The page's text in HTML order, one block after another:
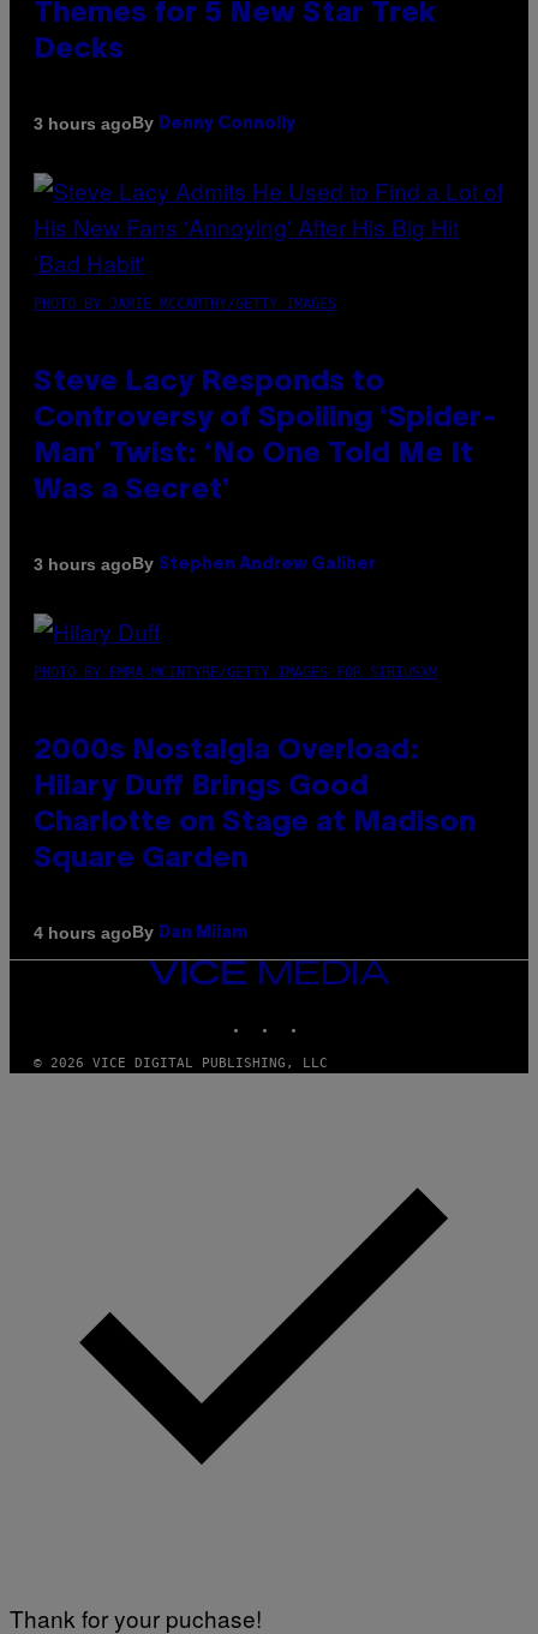
Themes for 5 New Star Trek
Decks
3 hours agoBy Denny Connolly
PHOTO BY JAMIE MCCARTHY/GETTY IMAGES
Steve Lacy Responds to
Controversy of Spoiling ‘Spider-
Man’ Twist: ‘No One Told Me It
Was a Secret’
3 hours agoBy Stephen Andrew Galiher
PHOTO BY EMMA MCINTYRE/GETTY IMAGES FOR SIRIUSXM
2000s Nostalgia Overload:
Hilary Duff Brings Good
Charlotte on Stage at Madison
Square Garden
4 hours agoBy Dan Milam
VICE
© 2026 VICE DIGITAL PUBLISHING, LLC
Thank for your puchase!